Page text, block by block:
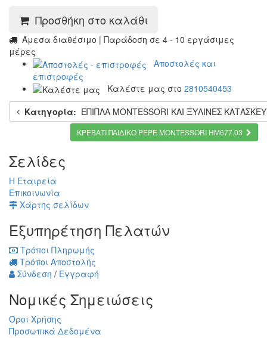
Προσθήκη στο καλάθι
Άμεσα διαθέσιμο | Παράδοση σε 4 - 10 εργάσιμες
μέρες
Αποστολές και
επιστροφές
Καλέστε μας στο 2810540453
Κατηγορία: ΕΠΙΠΛΑ MONTESSORI ΚΑΙ ΞΥΛΙΝΕΣ
ΚΡΕΒΑΤΙ ΠΑΙΔΙΚΟ PEPE MONTESSORI HM677.03
Σελίδες
Η Εταιρεία
Επικοινωνία
Χάρτης σελίδων
Εξυπηρέτηση Πελατών
Τρόποι Πληρωμής
Τρόποι Αποστολής
Σύνδεση / Εγγραφή
Νομικές Σημειώσεις
Όροι Χρήσης
Προσωπικά Δεδομένα